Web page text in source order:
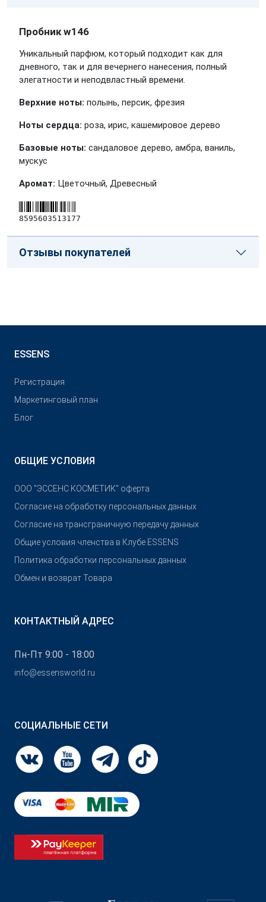
Пробник w146
Уникальный парфюм, который подходит как для
дневного, так и для вечернего нанесения, полный
элегатности и неподвластный времени.
Верхние ноты: полынь, персик, фрезия
Ноты сердца: роза, ирис, кашемировое дерево
Базовые ноты: сандаловое дерево, амбра, ваниль,
мускус
Аромат: Цветочный, Древесный
8595603513177
Отзывы покупателей
ESSENS
Pегистрация
Маркетинговый план
Блог
ОБЩИЕ УСЛОВИЯ
OOO "ЭССЕНС КОСМЕТИК" оферта
Согласие на обработку персональных данных
Согласие на трансграничную передачу данных
Общие условия членства в Клубе ESSENS
Политика обработки персональных данных
Обмен и возврат Товара
КОНТАКТНЫЙ АДРЕС
Пн-Пт 9:00 - 18:00
info@essensworld.ru
СОЦИАЛЬНЫЕ СЕТИ